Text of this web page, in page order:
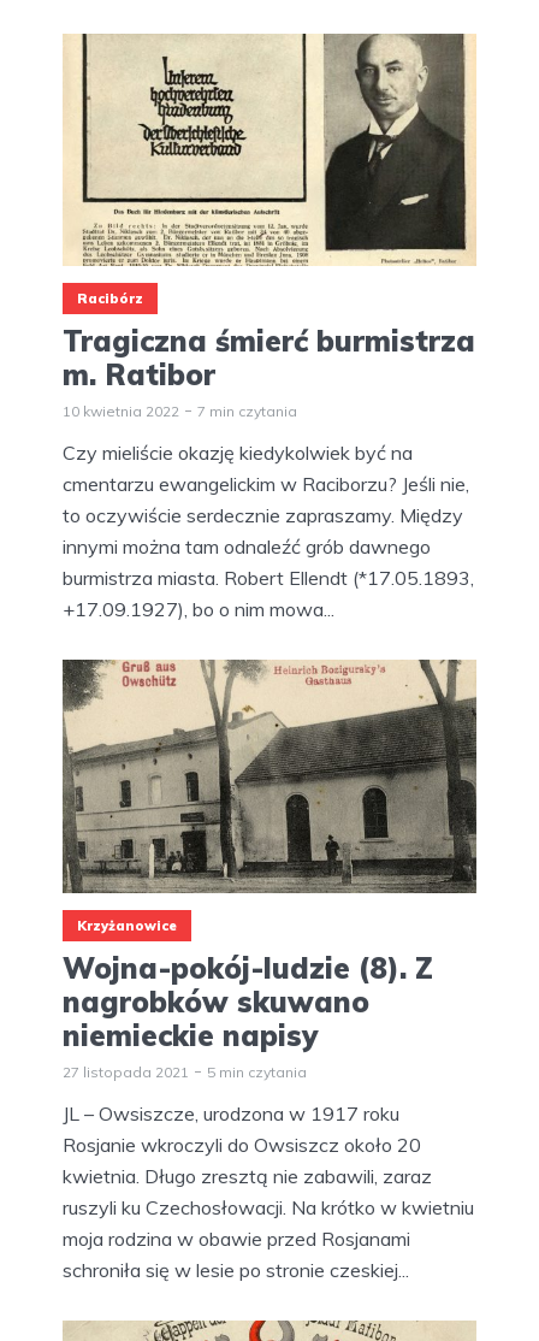
Racibórz
Tragiczna śmierć burmistrza
m. Ratibor
10 kwietnia 2022 7 min czytania
Czy mieliście okazję kiedykolwiek być na
cmentarzu ewangelickim w Raciborzu? Jeśli nie,
to oczywiście serdecznie zapraszamy. Między
innymi można tam odnaleźć grób dawnego
burmistrza miasta. Robert Ellendt (*17.05.1893,
+17.09.1927), bo o nim mowa...
Krzyżanowice
Wojna-pokój-ludzie (8). Z
nagrobków skuwano
niemieckie napisy
27 listopada 2021 5 min czytania
JL – Owsiszcze, urodzona w 1917 roku
Rosjanie wkroczyli do Owsiszcz około 20
kwietnia. Długo zresztą nie zabawili, zaraz
ruszyli ku Czechosłowacji. Na krótko w kwietniu
moja rodzina w obawie przed Rosjanami
schroniła się w lesie po stronie czeskiej...